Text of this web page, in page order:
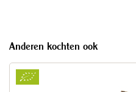
Anderen kochten ook